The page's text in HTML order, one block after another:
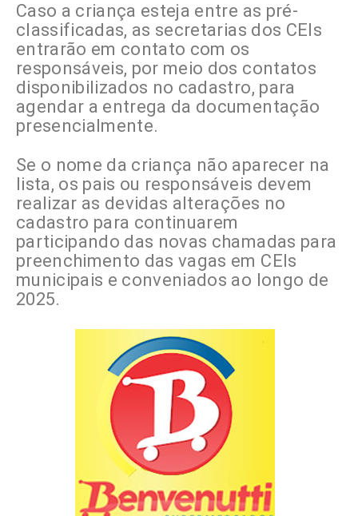
Caso a criança esteja entre as pré-
classificadas, as secretarias dos CEIs
entrarão em contato com os
responsáveis, por meio dos contatos
disponibilizados no cadastro, para
agendar a entrega da documentação
presencialmente.
Se o nome da criança não aparecer na
lista, os pais ou responsáveis devem
realizar as devidas alterações no
cadastro para continuarem
participando das novas chamadas para
preenchimento das vagas em CEIs
municipais e conveniados ao longo de
2025.